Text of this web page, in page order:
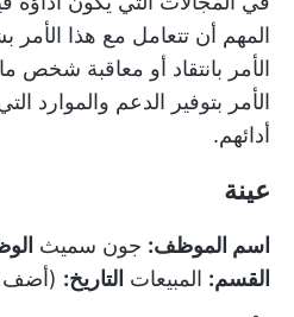
المهم أن تتعامل مع هذا الأمر
الأمر بانتقاد أو معاقبة شخص
الأمر بتوفير الدعم والموارد
أدائهم.
عينة
اسم الموظف: جون سميث
القسم: المبيعات التاريخ: (أضف